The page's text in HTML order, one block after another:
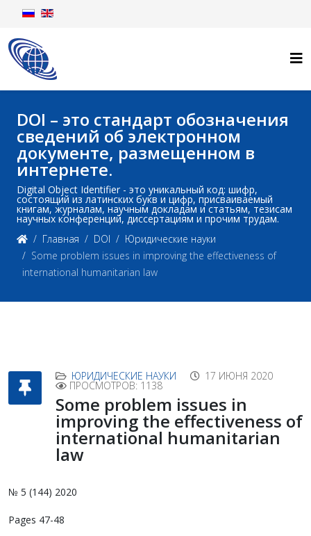
DOI – это стандарт обозначения
сведений об электронном
документе, размещенном в
интернете.
Digital Object Identifier - это уникальный код: шифр,
состоящий из латинских букв и цифр, присваиваемый
книгам, журналам, научным докладам и статьям, тезисам
научных конференций, диссертациям и прочим трудам.
Главная
DOI
Юридические науки
Some problem issues in improving the effectiveness of
international humanitarian law
ЮРИДИЧЕСКИЕ НАУКИ 17 ИЮНЯ 2020
ПРОСМОТРОВ: 1138
Some problem issues in
improving the effectiveness of
international humanitarian
law
№ 5 (144) 2020
Pages 47-48